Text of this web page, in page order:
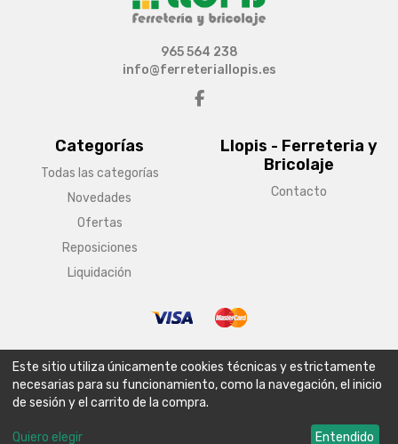
Categorías
Todas las categorías
Novedades
Ofertas
Reposiciones
Liquidación
Llopis - Ferreteria y
Bricolaje
Contacto
965 564 238
info@ferreteriallopis.es
Aviso legal Condiciones generales de venta
Política de envío
Política de privacidad
Política de cookies
Este sitio utiliza únicamente cookies técnicas y estrictamente
necesarias para su funcionamiento, como la navegación, el inicio
de sesión y el carrito de la compra.
Quiero elegir Entendido